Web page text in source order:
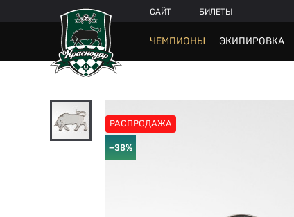
САЙТ БИЛЕТЫ
ЧЕМПИОНЫ ЭКИПИРОВКА
РАСПРОДАЖА
−38%